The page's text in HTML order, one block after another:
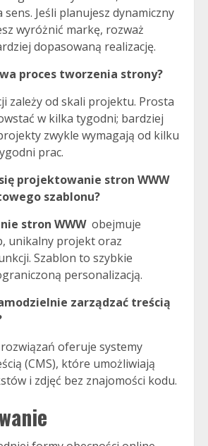
Jeśli planujesz dynamiczny
wyróżnić markę, rozważ
dopasowaną realizację.
proces tworzenia strony?
zależy od skali projektu. Prosta
w kilka tygodni; bardziej
zwykle wymagają od kilku
prac.
projektowanie stron WWW
szablonu?
stron WWWobejmuje
unikalny projekt oraz
Szablon to szybkie
personalizacją.
zarządzać treścią
oferuje systemy
(CMS), które umożliwiają
i zdjęć bez znajomości kodu.